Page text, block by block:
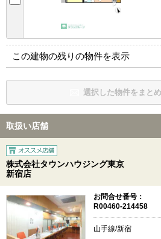
この建物の残りの物件を表示
選択した物件をまと
取扱い店舗
株式会社タウンハウジング東京
新宿店
お問合せ番号：
R00460-214458
山手線/新宿